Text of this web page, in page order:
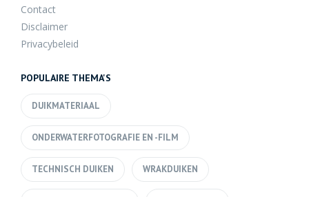
Contact
Disclaimer
Privacybeleid
POPULAIRE THEMA'S
DUIKMATERIAAL
ONDERWATERFOTOGRAFIE EN -FILM
TECHNISCH DUIKEN WRAKDUIKEN